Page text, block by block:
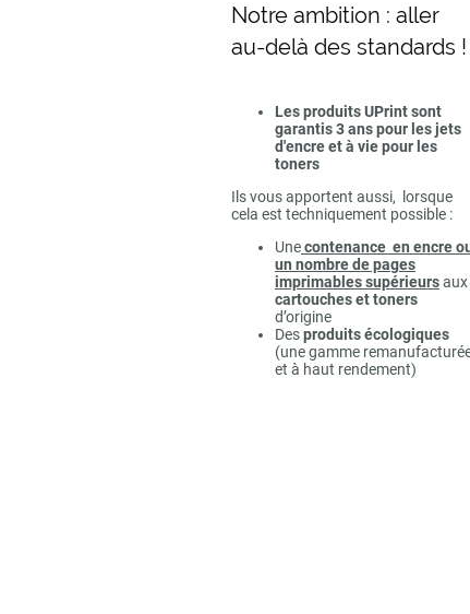
Notre ambition : aller
au-delà des standards !
Les produits UPrint sont
garantis 3 ans pour les jets
d'encre et à vie pour les
toners
Ils vous apportent aussi, lorsque
cela est techniquement possible :
Unecontenance en encre
un nombre de pages
imprimables supérieursaux
cartouches et toners
d’origine
Desproduits écologiques
(une gamme
et à haut rendement)